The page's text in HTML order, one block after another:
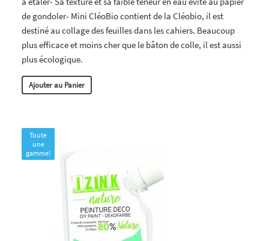
de gondoler- Mini CléoBio contient de la Cléobio, il est
destiné au collage des feuilles dans les cahiers. Beaucoup
plus efficace et moins cher que le bâton de colle, il est aussi
plus écologique.
Ajouter au Panier
Toute
une
gamme!